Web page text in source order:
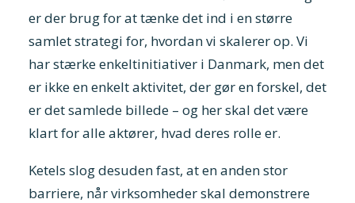
er der brug for at tænke det ind i en større
samlet strategi for, hvordan vi skalerer op. Vi
har stærke enkeltinitiativer i Danmark, men det
er ikke en enkelt aktivitet, der gør en forskel, det
er det samlede billede – og her skal det være
klart for alle aktører, hvad deres rolle er.
Ketels slog desuden fast, at en anden stor
barriere, når virksomheder skal demonstrere